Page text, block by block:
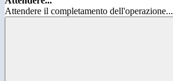
Attendere il completamento dell'operazione...